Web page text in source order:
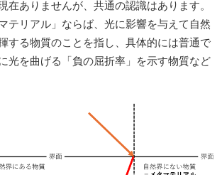
在ありませんが、共通の認識はあります。
テリアル」ならば、光に影響を与えて自然
する物質のことを指し、具体的には普通で
光を曲げる「負の屈折率」を示す物質など